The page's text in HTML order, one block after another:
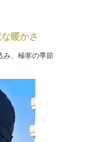
暖かさ
み、極寒の季節